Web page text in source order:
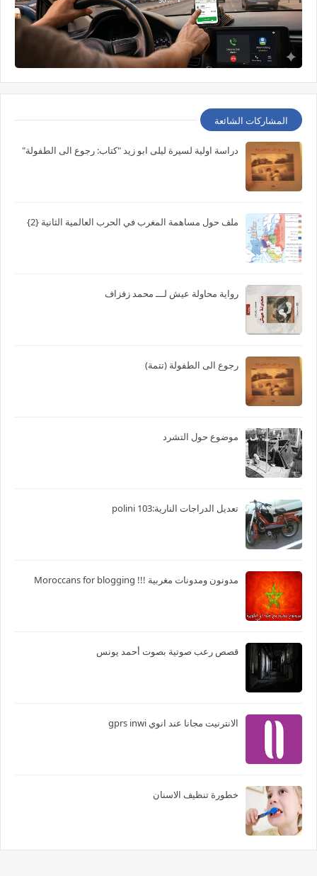
المشاركات الشائعة
دراسة اولية لسيرة ليلى ابو زيد "كتاب: رجوع الى الطفولة"
ملف حول مساهمة المغرب في الحرب العالمية الثانية {2}
رواية محاولة عيش لـــ محمد زفزاف
رجوع الى الطفولة (تتمة)
موضوع حول التشرد
تعديل الدراجات النارية:103 polini
مدونون ومدونات مغربية !!! Moroccans for blogging
قصص رعب صوتية بصوت أحمد يونس
الانترنيت مجانا عند انوي gprs inwi
خطورة تنظيف الاسنان